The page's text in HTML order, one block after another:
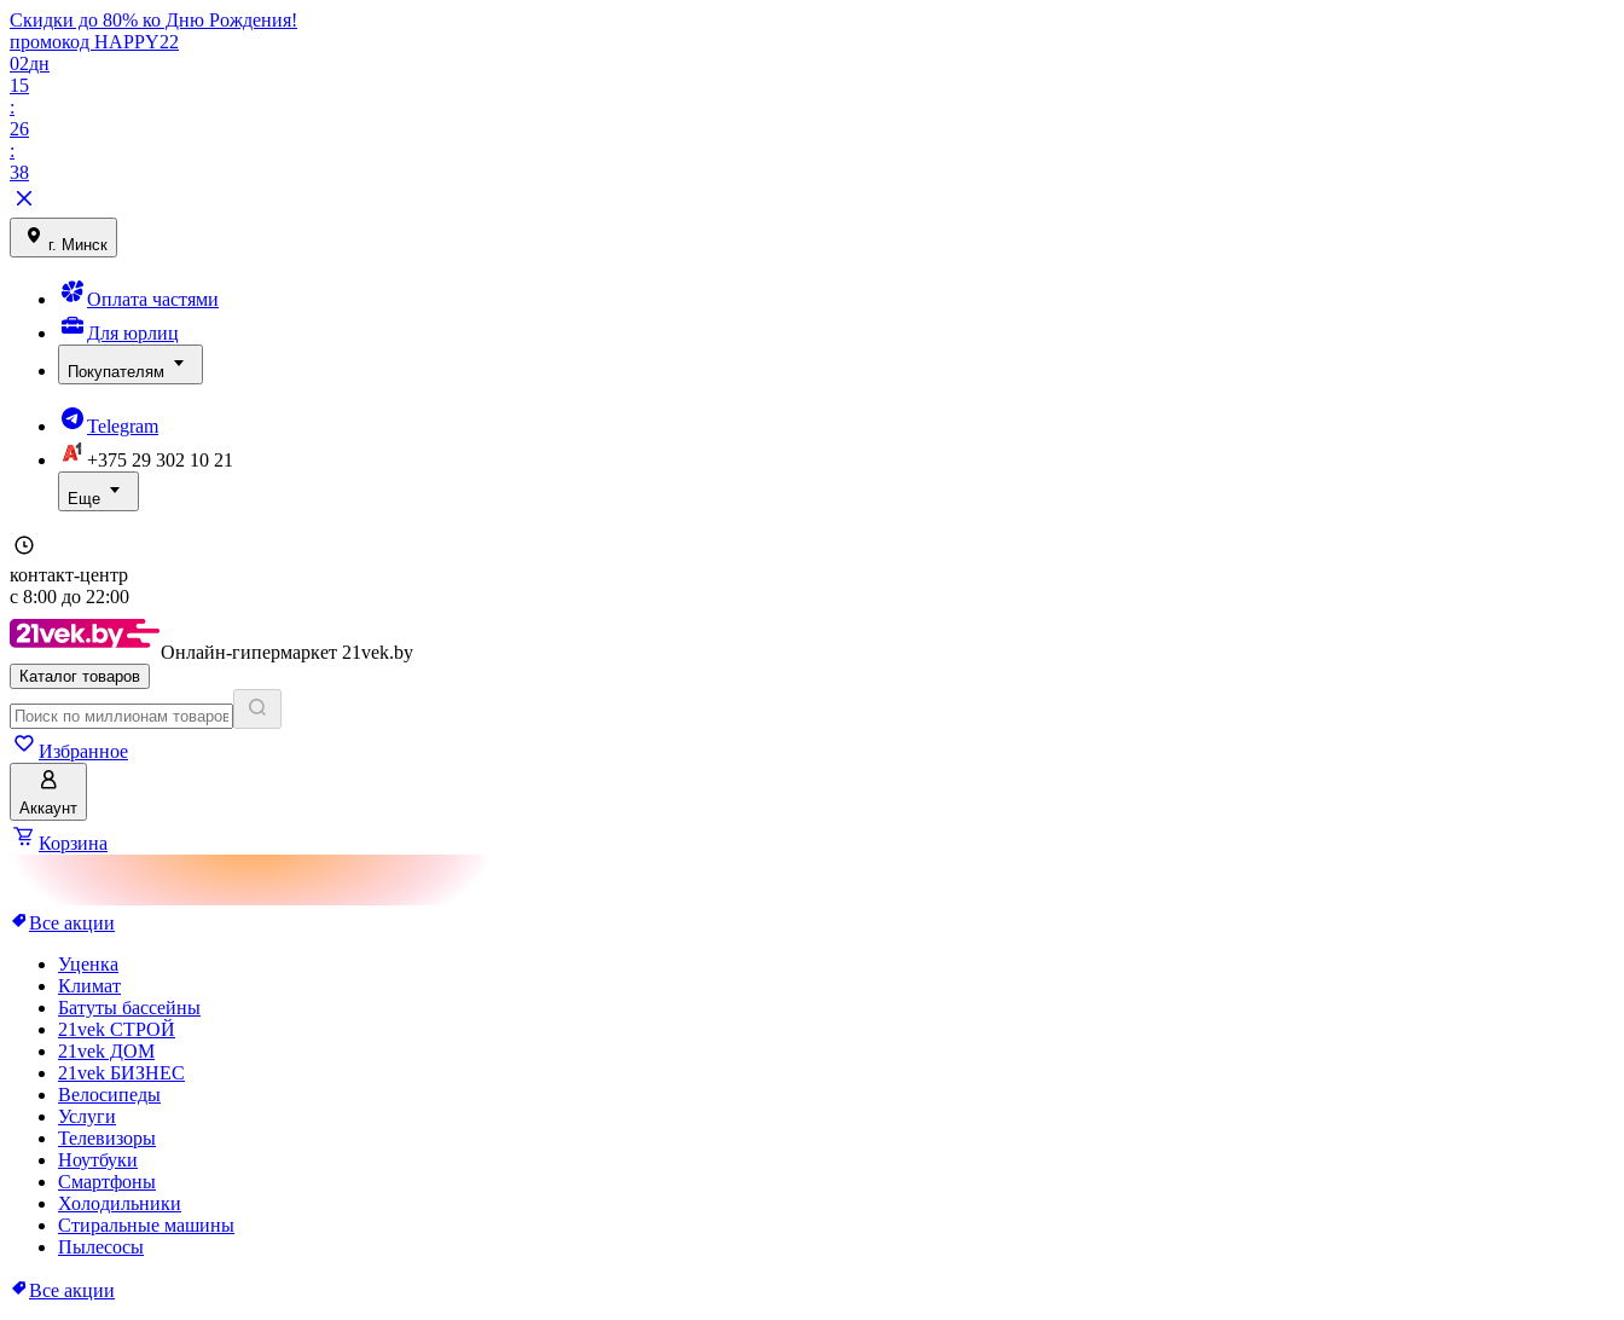
Скидки до 80% ко Дню Рождения!
промокод HAPPY22
02дн
15
:
26
:
38
г. Минск
Оплата частями
Для юрлиц
Покупателям
Telegram
+375 29 302 10 21
Еще
контакт-центр
с 8:00 до 22:00
Онлайн-гипермаркет 21vek.by
Каталог товаров
Избранное
Аккаунт
Корзина
Все акции
Уценка
Климат
Батуты бассейны
21vek СТРОЙ
21vek ДОМ
21vek БИЗНЕС
Велосипеды
Услуги
Телевизоры
Ноутбуки
Смартфоны
Холодильники
Стиральные машины
Пылесосы
Все акции